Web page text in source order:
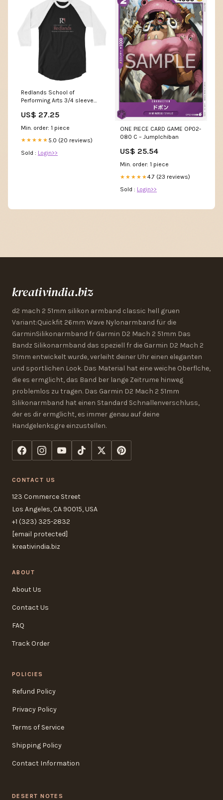
Redlands School of
Performing Arts 3/4 sleeve
US$ 27.25
Min. order: 1 piece
★★★★★ 5.0 (20 reviews)
Sold : Login>>
ONE PIECE CARD GAME OP02-
080 C – JumpIchiban
US$ 25.54
Min. order: 1 piece
★★★★★4.7 (23 reviews)
Sold : Login>>
kreativindia.biz
d2 mach 2 51mm silikon armband classic hell gruen
Variant:Quickfit 26mm Wave Nylonarmband für die
GarminSilikonarmband fr Garmin D2 Mach 2 51mm Das
Bandz Silikonarmband das speziell fr die Garmin D2 Mach 2
51mm entwickelt wurde, verleiht deiner Uhr einen eleganten
und sportlichen Look. Das Material hat eine weiche Oberflche,
die es ermglicht, das Band ber lange Zeitrume hinweg
problemlos zu tragen. Das Garmin D2 Mach 2 51mm
Silikonarmband hat einen Standard Schnallenverschluss,
der es dir ermglicht, es immer genau auf deine
Handgelenksgre einzustellen.
CONTACT US
123 Commerce Street
Los Angeles, CA 90015, USA
+1 (323) 325-2832
[email protected]
kreativindia.biz
ABOUT
About Us
Contact Us
FAQ
Track Order
POLICIES
Refund Policy
Privacy Policy
Terms of Service
Shipping Policy
Contact Information
DESERT NOTES